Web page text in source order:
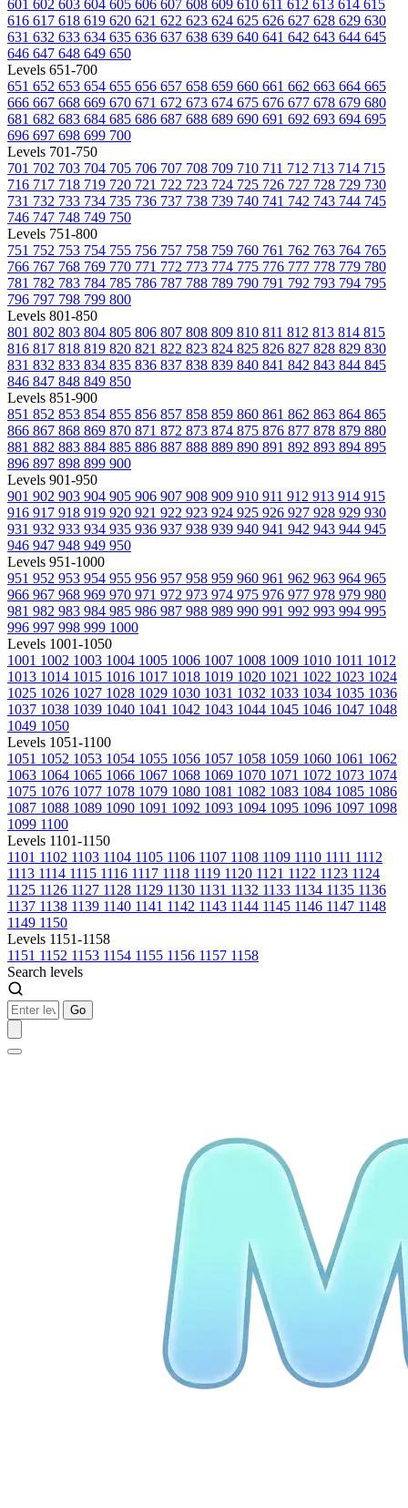
601 602 603 604 605 606 607 608 609 610 611 612 613 614 615
616 617 618 619 620 621 622 623 624 625 626 627 628 629 630
631 632 633 634 635 636 637 638 639 640 641 642 643 644 645
646 647 648 649 650
Levels 651-700
651 652 653 654 655 656 657 658 659 660 661 662 663 664 665
666 667 668 669 670 671 672 673 674 675 676 677 678 679 680
681 682 683 684 685 686 687 688 689 690 691 692 693 694 695
696 697 698 699 700
Levels 701-750
701 702 703 704 705 706 707 708 709 710 711 712 713 714 715
716 717 718 719 720 721 722 723 724 725 726 727 728 729 730
731 732 733 734 735 736 737 738 739 740 741 742 743 744 745
746 747 748 749 750
Levels 751-800
751 752 753 754 755 756 757 758 759 760 761 762 763 764 765
766 767 768 769 770 771 772 773 774 775 776 777 778 779 780
781 782 783 784 785 786 787 788 789 790 791 792 793 794 795
796 797 798 799 800
Levels 801-850
801 802 803 804 805 806 807 808 809 810 811 812 813 814 815
816 817 818 819 820 821 822 823 824 825 826 827 828 829 830
831 832 833 834 835 836 837 838 839 840 841 842 843 844 845
846 847 848 849 850
Levels 851-900
851 852 853 854 855 856 857 858 859 860 861 862 863 864 865
866 867 868 869 870 871 872 873 874 875 876 877 878 879 880
881 882 883 884 885 886 887 888 889 890 891 892 893 894 895
896 897 898 899 900
Levels 901-950
901 902 903 904 905 906 907 908 909 910 911 912 913 914 915
916 917 918 919 920 921 922 923 924 925 926 927 928 929 930
931 932 933 934 935 936 937 938 939 940 941 942 943 944 945
946 947 948 949 950
Levels 951-1000
951 952 953 954 955 956 957 958 959 960 961 962 963 964 965
966 967 968 969 970 971 972 973 974 975 976 977 978 979 980
981 982 983 984 985 986 987 988 989 990 991 992 993 994 995
996 997 998 999 1000
Levels 1001-1050
1001 1002 1003 1004 1005 1006 1007 1008 1009 1010 1011 1012
1013 1014 1015 1016 1017 1018 1019 1020 1021 1022 1023 1024
1025 1026 1027 1028 1029 1030 1031 1032 1033 1034 1035 1036
1037 1038 1039 1040 1041 1042 1043 1044 1045 1046 1047 1048
1049 1050
Levels 1051-1100
1051 1052 1053 1054 1055 1056 1057 1058 1059 1060 1061 1062
1063 1064 1065 1066 1067 1068 1069 1070 1071 1072 1073 1074
1075 1076 1077 1078 1079 1080 1081 1082 1083 1084 1085 1086
1087 1088 1089 1090 1091 1092 1093 1094 1095 1096 1097 1098
1099 1100
Levels 1101-1150
1101 1102 1103 1104 1105 1106 1107 1108 1109 1110 1111 1112
1113 1114 1115 1116 1117 1118 1119 1120 1121 1122 1123 1124
1125 1126 1127 1128 1129 1130 1131 1132 1133 1134 1135 1136
1137 1138 1139 1140 1141 1142 1143 1144 1145 1146 1147 1148
1149 1150
Levels 1151-1158
1151 1152 1153 1154 1155 1156 1157 1158
Search levels
Go